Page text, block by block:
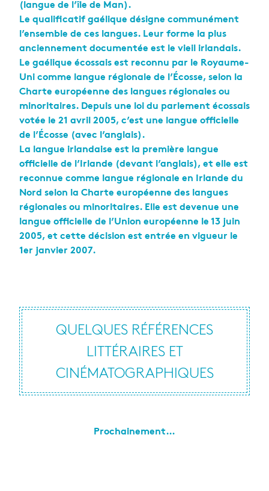
(langue de l’île de Man).
Le qualificatif gaélique désigne communément
l’ensemble de ces langues. Leur forme la plus
anciennement documentée est le vieil irlandais.
Le gaélique écossais est reconnu par le Royaume-
Uni comme langue régionale de l’Écosse, selon la
Charte européenne des langues régionales ou
minoritaires. Depuis une loi du parlement écossais
votée le 21 avril 2005, c’est une langue officielle
de l’Écosse (avec l’anglais).
La langue irlandaise est la première langue
officielle de l’Irlande (devant l’anglais), et elle est
reconnue comme langue régionale en Irlande du
Nord selon la Charte européenne des langues
régionales ou minoritaires. Elle est devenue une
langue officielle de l’Union européenne le 13 juin
2005, et cette décision est entrée en vigueur le
1er janvier 2007.
QUELQUES RÉFÉRENCES
LITTÉRAIRES ET
CINÉMATOGRAPHIQUES
Prochainement…